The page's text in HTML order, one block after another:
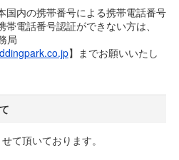
国内の携帯番号による携帯電話番号
電話番号認証ができない方は、
局
】までお願いいたし
て頂いております。